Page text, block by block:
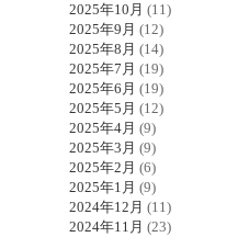
2025年10月 (11)
2025年9月 (12)
2025年8月 (14)
2025年7月 (19)
2025年6月 (19)
2025年5月 (12)
2025年4月 (9)
2025年3月 (9)
2025年2月 (6)
2025年1月 (9)
2024年12月 (11)
2024年11月 (23)